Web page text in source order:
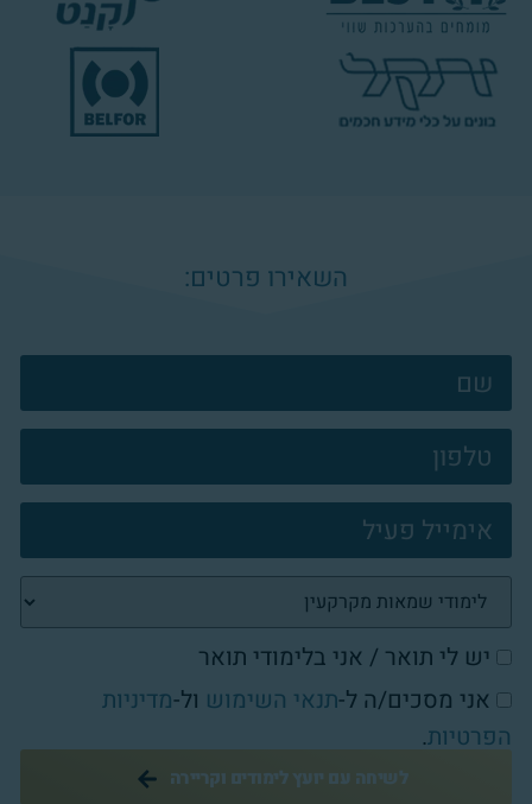
השאירו פרטים:
צרו
קשר
פוטר
יש לי תואר / אני בלימודי תואר
אני מסכים/ה ל-תנאי השימוש ול-מדיניות
הפרטיות.
לשיחה עם יועץ לימודים וקריירה